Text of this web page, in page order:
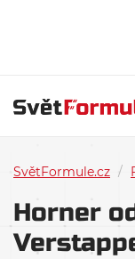
SvětFormule.cz /
Horner